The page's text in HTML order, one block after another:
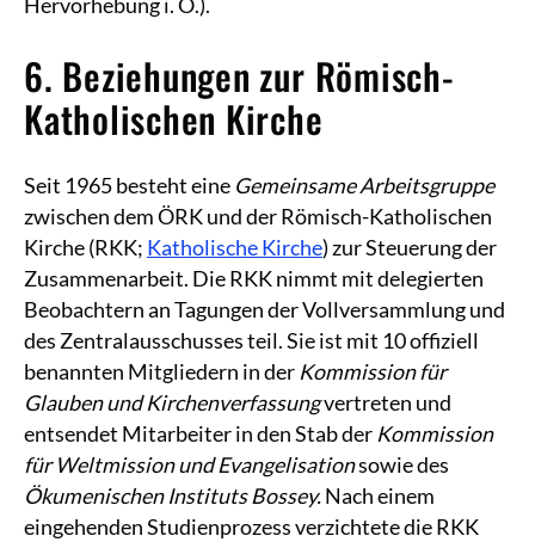
6. Beziehungen zur Römisch-
Katholischen Kirche
Seit 1965 besteht eine Gemeinsame Arbeitsgruppe
zwischen dem ÖRK und der Römisch-Katholischen
Kirche (RKK; Katholische Kirche) zur Steuerung der
Zusammenarbeit. Die RKK nimmt mit delegierten
Beobachtern an Tagungen der Vollversammlung und
des Zentralausschusses teil. Sie ist mit 10 offiziell
benannten Mitgliedern in der Kommission für
Glauben und Kirchenverfassungvertreten und
entsendet Mitarbeiter in den Stab der Kommission
für Weltmission und Evangelisationsowie des
Ökumenischen Instituts Bossey.Nach einem
eingehenden Studienprozess verzichtete die RKK